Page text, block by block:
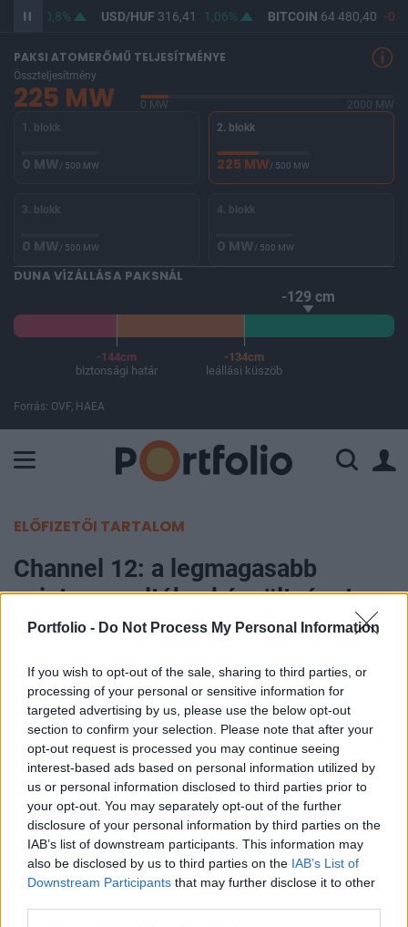
Portfolio - Do Not Process My Personal Information
If you wish to opt-out of the sale, sharing to third parties, or
processing of your personal or sensitive information for
targeted advertising by us, please use the below opt-out
section to confirm your selection. Please note that after your
opt-out request is processed you may continue seeing
interest-based ads based on personal information utilized by
us or personal information disclosed to third parties prior to
your opt-out. You may separately opt-out of the further
disclosure of your personal information by third parties on the
IAB’s list of downstream participants. This information may
also be disclosed by us to third parties on the IAB’s List of
Downstream Participants that may further disclose it to other
0,8% USD/HUF316,41 1,06% BITCOIN64 480,40 -
PAKSI ATOMERŐMŰ TELJESÍTMÉNYE
Összteljesítmény
225 MW 0 MW
2000 MW
1. blokk
0 MW/ 500 MW
2. blokk
225 MW/ 500 MW
3. blokk
0 MW/ 500 MW
4. blokk
0 MW/ 500 MW
DUNA VÍZÁLLÁSA PAKSNÁL
-129 cm
-144cm
biztonsági határ
-134cm
leállási küszöb
Forrás: OVF, HAEA
ELŐFIZETŐI TARTALOM
Channel 12: a legmagasabb
szintre emelték a készültséget a
katonai hatalomban, Amerika
Portfolio
2026. május 19. 21:37
Az izraeli Channel 12 televíziós csatorna
információi szerint Jeruzsálemben felkészültek
az Egyesült Államok csapására a Közel-Kelet
renegát hatalma ellen.
Az izraeli hadsereg a legmagasabb szintre emelte a